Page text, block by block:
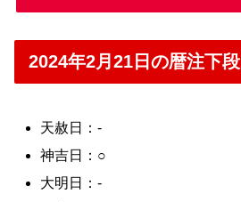
2024年2月21日の暦注下段
天赦日：-
神吉日：○
大明日：-